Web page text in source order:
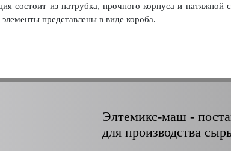
состоит из патрубка, прочного корпуса и
представлены в виде короба.
Элтемикс-маш -
для производства